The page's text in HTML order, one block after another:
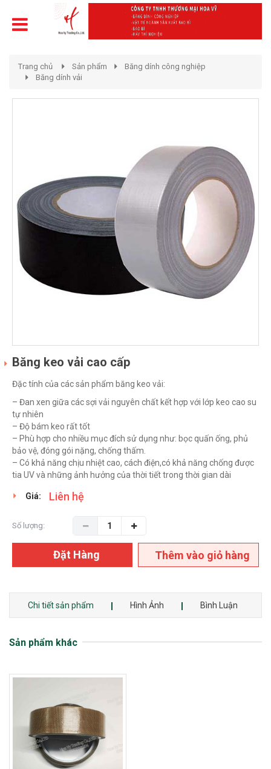
Trang chủ Sản phẩm
Băng dính công nghiệp
Băng dính vải
Băng keo vải cao cấp
Đặc tính của các sản phẩm băng keo vải:
– Đan xen giữa các sợi vải nguyên chất kết hợp với lớp keo cao su
tự nhiên
– Độ bám keo rất tốt
– Phù hợp cho nhiều mục đích sử dụng như: bọc quấn ống, phủ
bảo vệ, đóng gói nặng, chống thấm.
– Có khả năng chịu nhiệt cao, cách điện,có khả năng chống được
tia UV và những ảnh hưởng của thời tiết trong thời gian dài
Giá: Liên hệ
Số lượng:
Đặt Hàng Thêm vào giỏ hàng
Chi tiết sản phẩm Hình Ảnh Bình Luận
Sản phẩm khác